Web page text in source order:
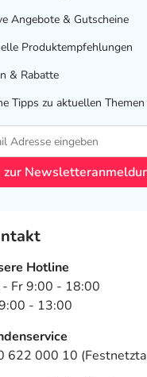
Angebote & Gutscheine
Produktempfehlungen
& Rabatte
Tipps zu aktuellen Themen
zur
Hotline
- Fr 9:00 - 18:00
- 13:00
622 000 10